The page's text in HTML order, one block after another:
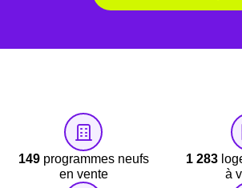
résume pas à choisir un programme.
différences entre les programmes
notamment en matière de performance et
149programmes neufs
en vente
1 283
à